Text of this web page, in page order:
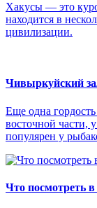
Хакусы — это
находится в
цивилизации.
Чивыркуйский
Еще одна гордость
восточной части,
популярен у
Что посмотреть